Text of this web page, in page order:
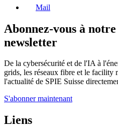
Mail
Abonnez-vous à notre
newsletter
De la cybersécurité et de l'IA à
grids, les réseaux fibre et le facility
l'actualité de SPIE Suisse
S'abonner maintenant
Liens